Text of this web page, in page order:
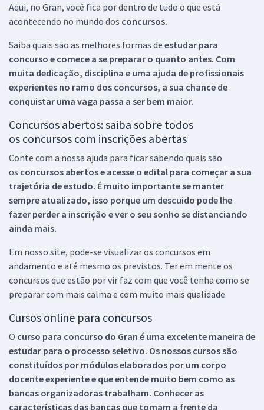
Aqui, no Gran, você fica por dentro de tudo o que está
acontecendo no mundo dos concursos.
Saiba quais são as melhores formas de estudar para
concurso e comece a se preparar o quanto antes. Com
muita dedicação, disciplina e uma ajuda de profissionais
experientes no ramo dos concursos, a sua chance de
conquistar uma vaga passa a ser bem maior.
Concursos abertos: saiba sobre todos
os concursos com inscrições abertas
Conte com a nossa ajuda para ficar sabendo quais são
os concursos abertos e acesse o edital para começar a sua
trajetória de estudo. É muito importante se manter
sempre atualizado, isso porque um descuido pode lhe
fazer perder a inscrição e ver o seu sonho se distanciando
ainda mais.
Em nosso site, pode-se visualizar os concursos em
andamento e até mesmo os previstos. Ter em mente os
concursos que estão por vir faz com que você tenha como se
preparar com mais calma e com muito mais qualidade.
Cursos online para concursos
O curso para concurso do Gran é uma excelente maneira de
estudar para o processo seletivo. Os nossos cursos são
constituídos por módulos elaborados por um corpo
docente experiente e que entende muito bem como as
bancas organizadoras trabalham. Conhecer as
características das bancas que tomam a frente da